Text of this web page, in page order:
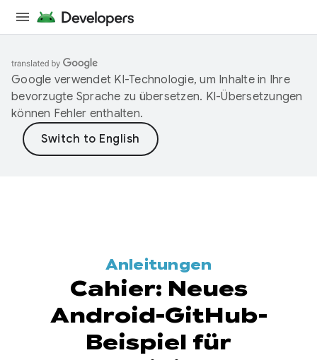
Google verwendet KI-Technologie, um Inhalte in Ihre
bevorzugte Sprache zu übersetzen. KI-Übersetzungen
können Fehler enthalten.
Anleitungen
Cahier: Neues
Android-GitHub-
Beispiel für